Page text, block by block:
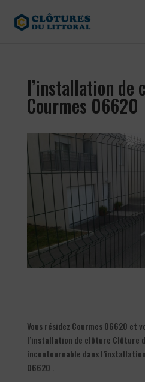
l’installation de
Courmes 06620
Vous résidez Courmes 06620 et
l’installation de clôture Clôture
incontournable dans
06620 .